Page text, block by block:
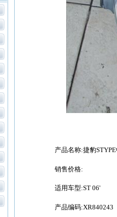
产品名称:捷豹
销售价格:
适用车型:ST 06'
产品编码:XR840243